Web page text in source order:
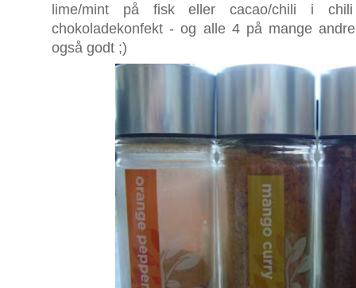
lime/mint på fisk eller cacao/chili i
chokoladekonfekt - og alle 4 på mange
også godt ;)